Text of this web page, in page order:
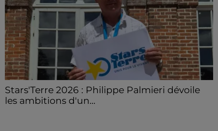
Stars'Terre 2026 : Philippe Palmieri dévoile
les ambitions d'un...